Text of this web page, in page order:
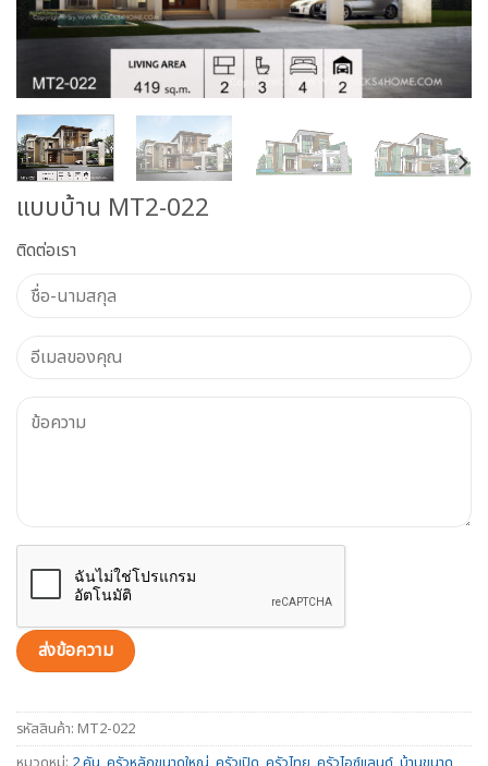
แบบบ้าน MT2-022
ติดต่อเรา
รหัสสินค้า: MT2-022